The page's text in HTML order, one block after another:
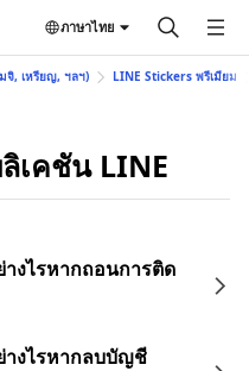
ภาษาไทย
จิ, เหรียญ, ฯลฯ) LINE Stickers พรีเมียม
เคชัน LINE
างไรหากถอนการติด
างไรหากลบบัญชี